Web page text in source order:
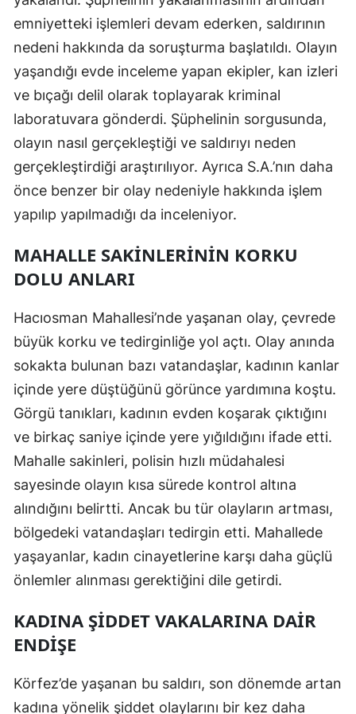
Samsun
Siirt
Sinop
Sivas
Tekirdağ
Tokat
Tunceli
Uşak
Yozgat
Zonguldak
Aksaray
Bayburt
Karaman
Kırıkkale
Batman
Şırnak
Ardahan
emniyetteki işlemleri devam ederken, saldırının
nedeni hakkında da soruşturma başlatıldı. Olayın
yaşandığı evde inceleme yapan ekipler, kan izleri
ve bıçağı delil olarak toplayarak kriminal
laboratuvara gönderdi. Şüphelinin sorgusunda,
olayın nasıl gerçekleştiği ve saldırıyı neden
gerçekleştirdiği araştırılıyor. Ayrıca S.A.’nın daha
önce benzer bir olay nedeniyle hakkında işlem
yapılıp yapılmadığı da inceleniyor.
MAHALLE SAKINLERININ KORKU
DOLU ANLARI
Hacıosman Mahallesi’nde yaşanan olay, çevrede
büyük korku ve tedirginliğe yol açtı. Olay anında
sokakta bulunan bazı vatandaşlar, kadının kanlar
içinde yere düştüğünü görünce yardımına koştu.
Görgü tanıkları, kadının evden koşarak çıktığını
ve birkaç saniye içinde yere yığıldığını ifade etti.
Mahalle sakinleri, polisin hızlı müdahalesi
sayesinde olayın kısa sürede kontrol altına
alındığını belirtti. Ancak bu tür olayların artması,
bölgedeki vatandaşları tedirgin etti. Mahallede
yaşayanlar, kadın cinayetlerine karşı daha güçlü
önlemler alınması gerektiğini dile getirdi.
KADINA ŞIDDET VAKALARINA DAIR
ENDIŞE
Körfez’de yaşanan bu saldırı, son dönemde artan
kadına yönelik şiddet olaylarını bir kez daha